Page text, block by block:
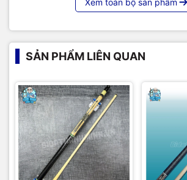
Xem toàn bộ sản phẩm
SẢN PHẨM LIÊN QUAN